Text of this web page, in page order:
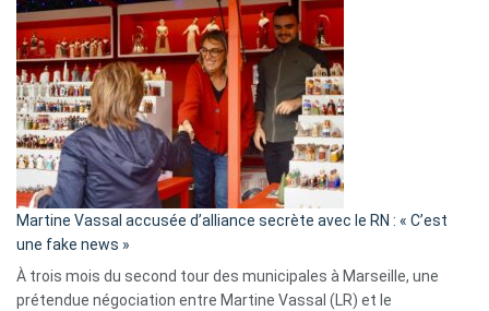
Algérie
Martine Vassal accusée d’alliance secrète avec le RN : « C’est
une fake news »
À trois mois du second tour des municipales à Marseille, une
prétendue négociation entre Martine Vassal (LR) et le